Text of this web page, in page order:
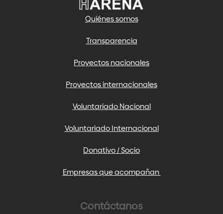
Quiénes somos
Transparencia
Proyectos nacionales
Proyectos internacionales
Voluntariado Nacional
Voluntariado Internacional
Donativo / Socio
Empresas que acompañan
Contáctanos